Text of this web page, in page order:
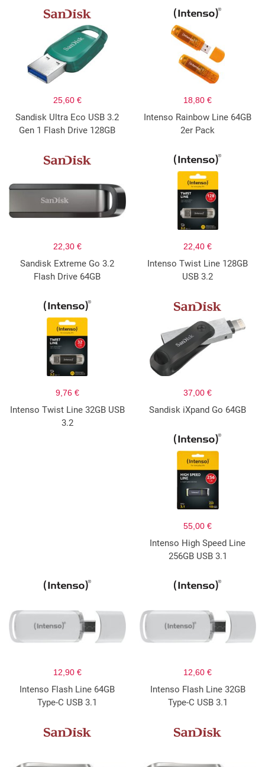
25,60 €
Sandisk Ultra Eco USB 3.2
Gen 1 Flash Drive 128GB
18,80 €
Intenso Rainbow Line 64GB
2er Pack
22,30 €
Sandisk Extreme Go 3.2
Flash Drive 64GB
22,40 €
Intenso Twist Line 128GB
USB 3.2
9,76 €
Intenso Twist Line 32GB USB
3.2
37,00 €
Sandisk iXpand Go 64GB
55,00 €
Intenso High Speed Line
256GB USB 3.1
12,90 €
Intenso Flash Line 64GB
Type-C USB 3.1
12,60 €
Intenso Flash Line 32GB
Type-C USB 3.1